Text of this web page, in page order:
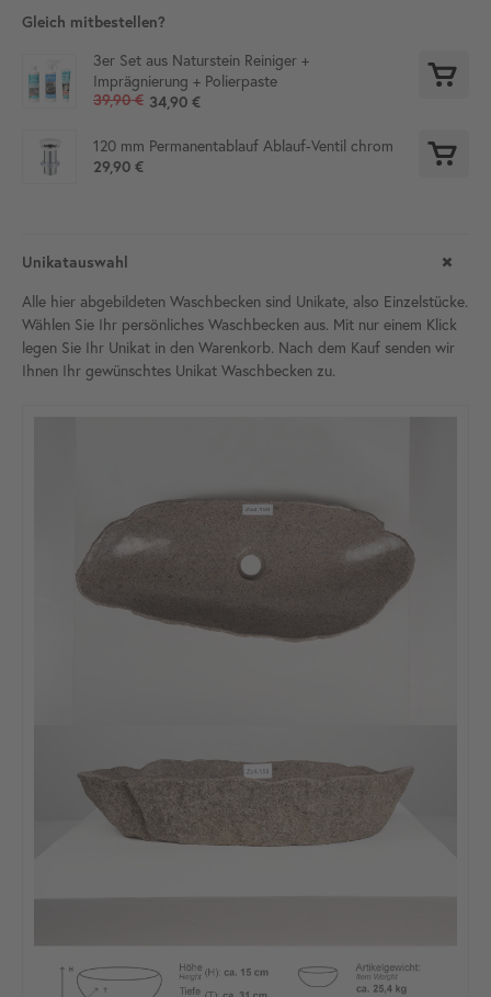
Gleich mitbestellen?
3er Set aus Naturstein Reiniger +
Imprägnierung + Polierpaste
39,90 € 34,90 €
120 mm Permanentablauf Ablauf-Ventil chrom
29,90 €
Unikatauswahl
Alle hier abgebildeten Waschbecken sind Unikate, also Einzelstücke.
Wählen Sie Ihr persönliches Waschbecken aus. Mit nur einem Klick
legen Sie Ihr Unikat in den Warenkorb. Nach dem Kauf senden wir
Ihnen Ihr gewünschtes Unikat Waschbecken zu.